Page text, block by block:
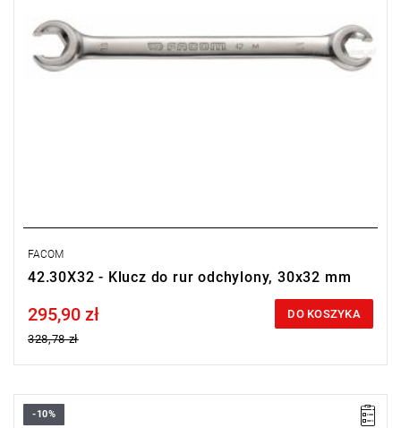
FACOM
42.30X32 - Klucz do rur odchylony, 30x32 mm
Price tax included
295,90 zł
328,78 zł
DO KOSZYKA
Rozmiar: 36x41 mm,
-10%